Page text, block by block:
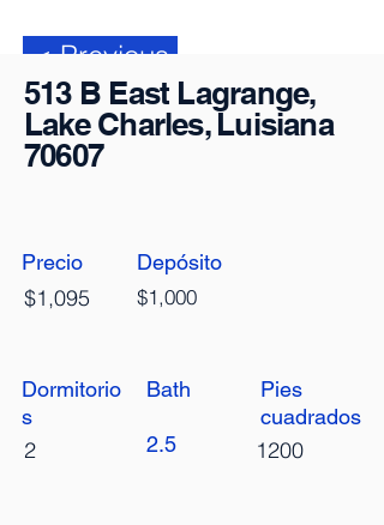
< Previous
513 B East Lagrange,
Lake Charles, Luisiana
70607
Precio
$1,095
Depósito
$1,000
Dormitorio
s
2
Bath
Pies
cuadrados
2.5
1200